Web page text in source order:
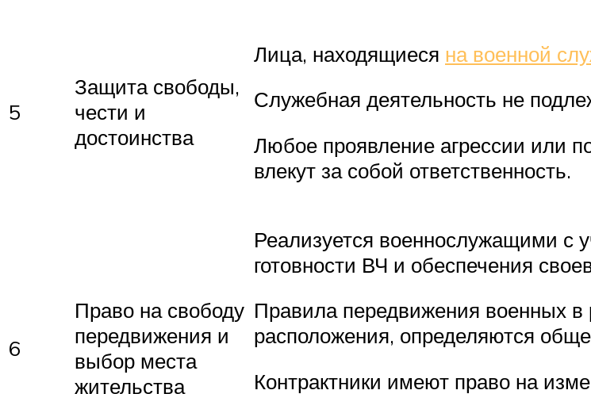
5
Защита свободы,
чести и
достоинства
Лица, находящиеся на военной
Служебная деятельность не
Любое проявление агрессии или
влекут за собой ответственность.
6
Право на свободу
передвижения и
выбор места
жительства
Реализуется военнослужащими с
готовности ВЧ и обеспечения
Правила передвижения военных
расположения, определяются
Контрактники имеют право на